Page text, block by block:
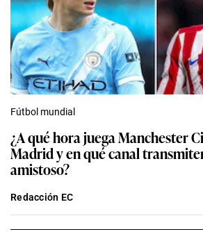
Fútbol mundial
¿A qué hora juega Manchester
Madrid y en qué canal
amistoso?
Redacción EC